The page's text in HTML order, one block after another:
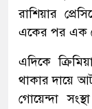
রাশিয়ার
একের পর এক
এদিকে
থাকার দায়ে
গোয়েন্দা